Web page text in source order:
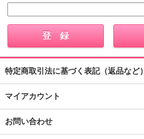
特定商取引法に基づく表記（返品など）
マイアカウント
お問い合わせ